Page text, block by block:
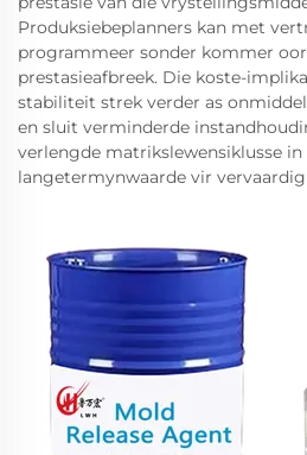
Produksiebeplanners kan met
programmeer sonder kommer
prestasieafbreek. Die koste-
stabiliteit strek verder as
en sluit verminderde
verlengde matrikslewensiklusse
langetermynwaarde vir